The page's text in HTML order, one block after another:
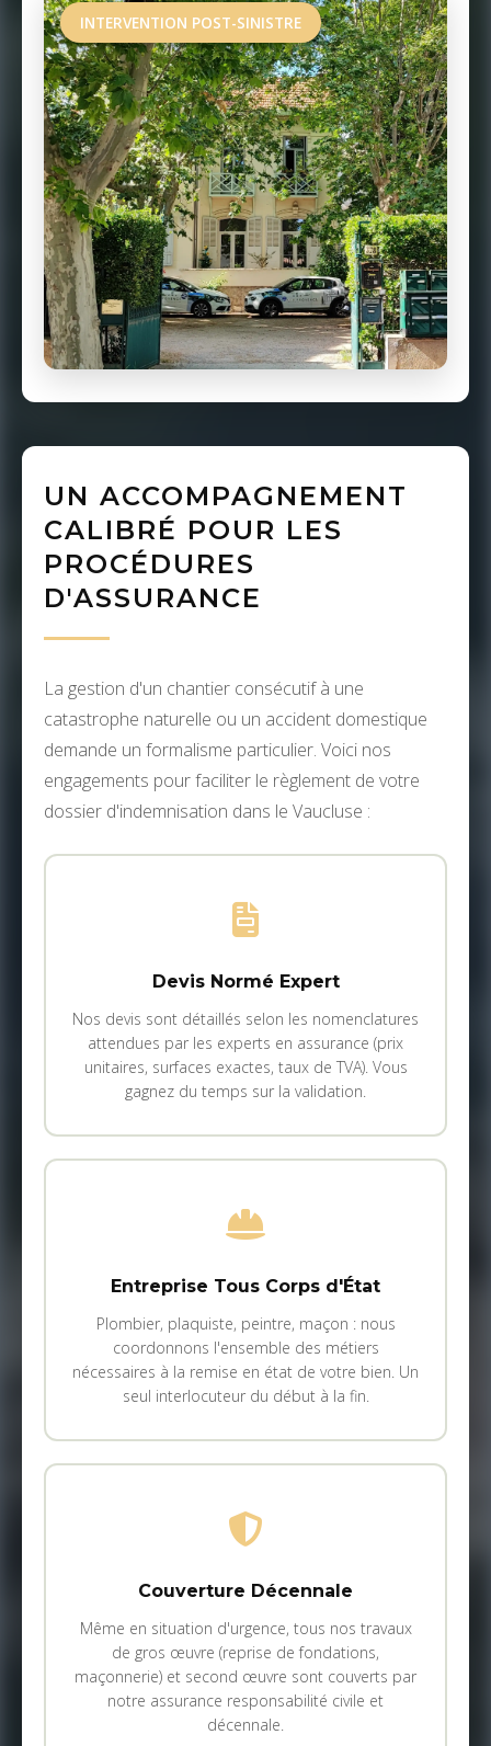
INTERVENTION POST-SINISTRE
UN ACCOMPAGNEMENT
CALIBRÉ POUR LES
PROCÉDURES
D'ASSURANCE
La gestion d'un chantier consécutif à une
catastrophe naturelle ou un accident domestique
demande un formalisme particulier. Voici nos
engagements pour faciliter le règlement de votre
dossier d'indemnisation dans le Vaucluse :
Devis Normé Expert
Nos devis sont détaillés selon les nomenclatures
attendues par les experts en assurance (prix
unitaires, surfaces exactes, taux de TVA). Vous
gagnez du temps sur la validation.
Entreprise Tous Corps d'État
Plombier, plaquiste, peintre, maçon : nous
coordonnons l'ensemble des métiers
nécessaires à la remise en état de votre bien. Un
seul interlocuteur du début à la fin.
Couverture Décennale
Même en situation d'urgence, tous nos travaux
de gros œuvre (reprise de fondations,
maçonnerie) et second œuvre sont couverts par
notre assurance responsabilité civile et
décennale.